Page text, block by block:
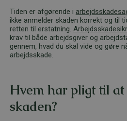
Tiden er afgørende i
ikke anmelder skaden korrekt og til
retten til erstatning.
krav til både arbejdsgiver og
gennem, hvad du skal vide og gøre
arbejdsskade.
Hvem har pligt til
skaden?